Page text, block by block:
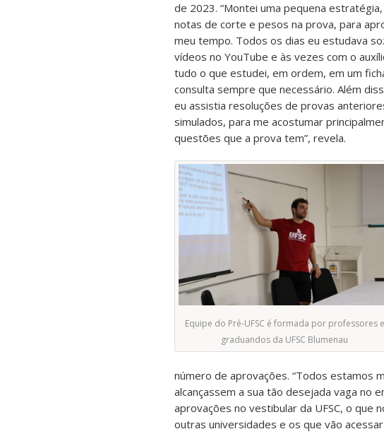
de 2023. “Montei uma pequena
notas de corte e pesos na prova, para
meu tempo. Todos os dias eu estudava
vídeos no YouTube e às vezes com o
tudo o que estudei, em ordem, em um
consulta sempre que necessário. Além
eu assistia resoluções de provas
simulados, para me acostumar
questões que a prova tem”, revela.
Equipe do Pré-UFSC é formada por professores e
graduandos da UFSC Blumenau
número de aprovações. “Todos estamos
alcançassem a sua tão desejada vaga no
aprovações no vestibular da UFSC, o que
outras universidades e os que vão